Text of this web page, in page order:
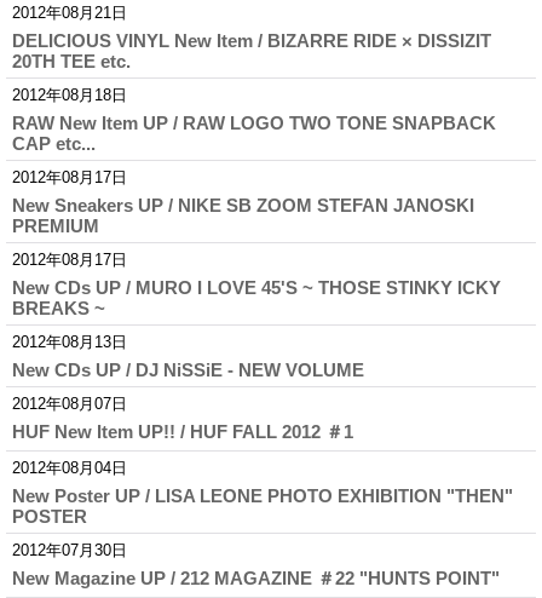
2012年08月21日
DELICIOUS VINYL New Item / BIZARRE RIDE × DISSIZIT
20TH TEE etc.
2012年08月18日
RAW New Item UP / RAW LOGO TWO TONE SNAPBACK
CAP etc...
2012年08月17日
New Sneakers UP / NIKE SB ZOOM STEFAN JANOSKI
PREMIUM
2012年08月17日
New CDs UP / MURO I LOVE 45'S ~ THOSE STINKY ICKY
BREAKS ~
2012年08月13日
New CDs UP / DJ NiSSiE - NEW VOLUME
2012年08月07日
HUF New Item UP!! / HUF FALL 2012 ＃1
2012年08月04日
New Poster UP / LISA LEONE PHOTO EXHIBITION "THEN"
POSTER
2012年07月30日
New Magazine UP / 212 MAGAZINE ＃22 "HUNTS POINT"